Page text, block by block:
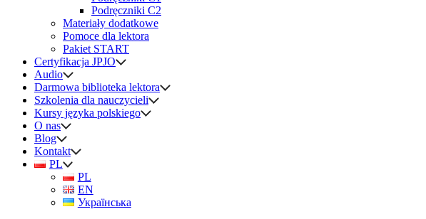
Podręczniki C2
Materiały dodatkowe
Pomoce dla lektora
Pakiet START
Certyfikacja JPJO
Audio
Darmowa biblioteka lektora
Szkolenia dla nauczycieli
Kursy języka polskiego
O nas
Blog
Kontakt
PL
PL
EN
Українська